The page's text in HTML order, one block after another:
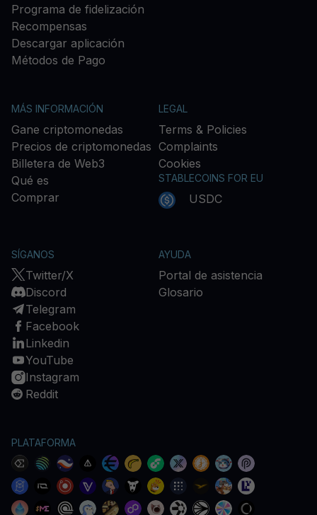
Programa de fidelización
Recompensas
Descargar aplicación
Métodos de Pago
MÁS INFORMACIÓN
Gane criptomonedas
Precios de criptomonedas
Billetera de Web3
Qué es
Comprar
LEGAL
Terms & Policies
Complaints
Cookies
STABLECOINS FOR EU
USDC
SÍGANOS
Twitter/X
Discord
Telegram
Facebook
Linkedin
YouTube
Instagram
Reddit
AYUDA
Portal de asistencia
Glosario
PLATAFORMA